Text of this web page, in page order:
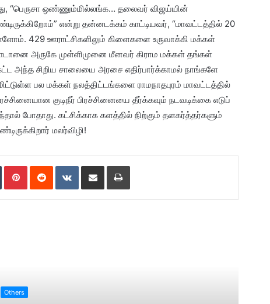
“பெருசா ஒண்ணும்​மில்​லங்க… தலைவர் விஜய்யின்
என்று தன்னடக்கம் காட்டியவர், “மாவட்​டத்தில் 20
429 ஊராட்​சிகளிலும் கிளைகளை உருவாக்கி மக்கள்
அருகே முள்ளிமுனை மீனவர் கிராம மக்கள் தங்கள்
அந்த சிறிய சாலையை அரசை எதிர்​பார்க்​காமல் நாங்களே
பல மக்கள் நலத்திட்​டங்களை ராமநாத​புரம் மாவட்​டத்தில்
குடிநீர் பிரச்​சினையை தீர்க்​கவும் நடவடிக்கை எடுப்​
போதாது. கட்சிக்காக களத்தில் நிற்கும் தளகர்த்​தர்​களும்
மலர்​விழி!
Tumblr Pinterest Reddit VKontakte
Others